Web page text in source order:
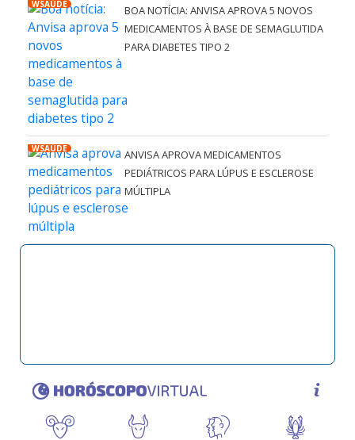
WSAÚDE
BOA NOTÍCIA: ANVISA APROVA 5 NOVOS
MEDICAMENTOS À BASE DE SEMAGLUTIDA
PARA DIABETES TIPO 2
WSAÚDE
ANVISA APROVA MEDICAMENTOS
PEDIÁTRICOS PARA LÚPUS E ESCLEROSE
MÚLTIPLA